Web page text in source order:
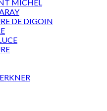
MICHEL
DE DIGOIN